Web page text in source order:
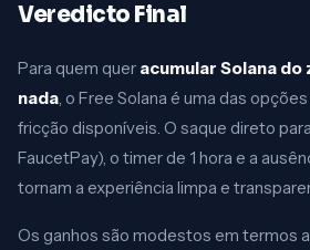
Veredicto Final
Para quem quer acumular Solana
nada, o Free Solana é uma das
fricção disponíveis. O saque direto
FaucetPay), o timer de 1 hora e a
tornam a experiência limpa e
Os ganhos são modestos em termos